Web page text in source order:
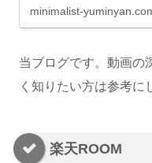
minimalist-
当ブログです。動画の
く知りたい方は参考に
楽天ROOM